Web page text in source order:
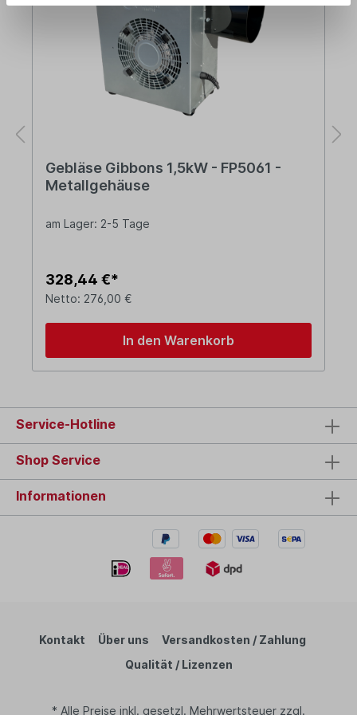
Gebläse Gibbons 1,5kW - FP5061 -
Metallgehäuse
am Lager: 2-5 Tage
328,44 €*
Netto: 276,00 €
In den Warenkorb
Service-Hotline
Shop Service
Informationen
Kontakt Über uns
Versandkosten / Zahlung
Qualität / Lizenzen
* Alle Preise inkl. gesetzl. Mehrwertsteuer zzgl.